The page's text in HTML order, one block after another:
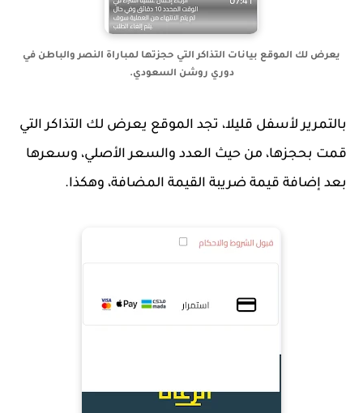
يعرض لك الموقع بيانات التذاكر التي حجزتها لمباراة النصر والباطن في
دوري روشن السعودي.
بالتمرير لأسفل قليلا، تجد الموقع يعرض لك التذاكر التي
قمت بحجزها، من حيث العدد والسعر الأصلي، وسعرها
بعد إضافة قيمة ضريبة القيمة المضافة، وهكذا.